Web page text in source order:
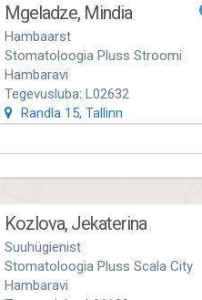
Mgeladze, Mindia
Hambaarst
Stomatoloogia Pluss Stroomi
Hambaravi
Tegevusluba: L02632
Randla 15, Tallinn
Kozlova, Jekaterina
Suuhügienist
Stomatoloogia Pluss Scala City
Hambaravi